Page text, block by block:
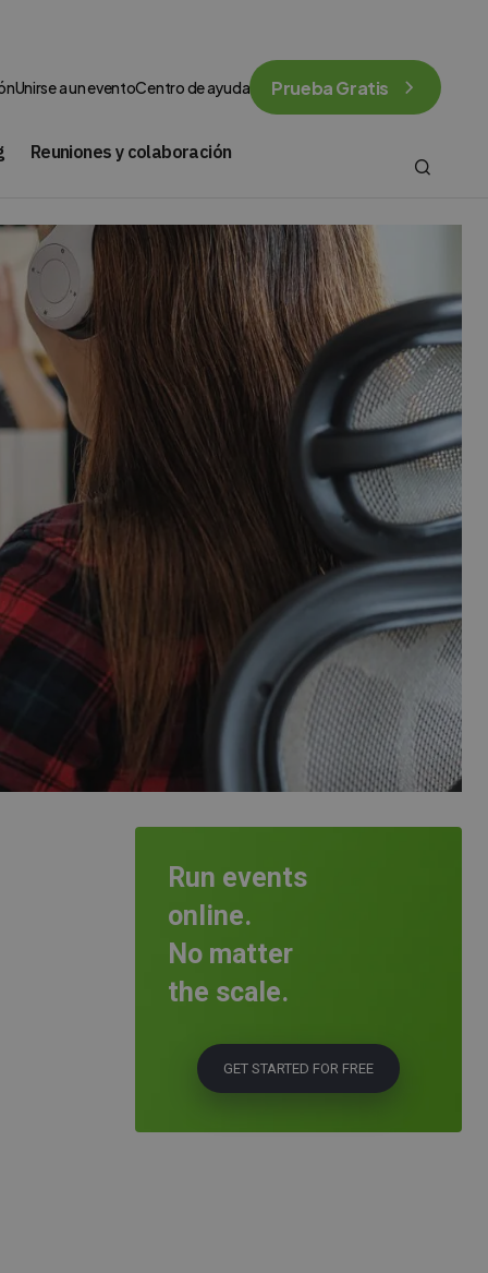
Unirse a un eventoCentro de ayuda Prueba Gratis
Reuniones y colaboración
Run events
online.
No matter
the scale.
GET STARTED FOR FREE